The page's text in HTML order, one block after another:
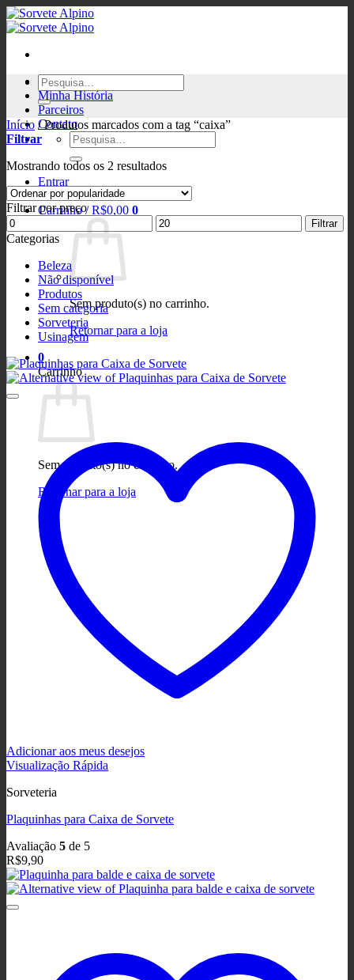
Skip
to
Como Comprar
Minha História
Parceiros
Contato
Pesquisar
por:
Entrar
Carrinho /R$0,00 0
Sem produto(s) no carrinho.
Retornar para a loja
0
Carrinho
Sem produto(s) no carrinho.
Retornar para a loja
Pesquisar
por:
Início /Produtos marcados com a tag “caixa”
Filtrar
Mostrando todos os 2 resultadosClassificado
popularidade
Filtrar por preço
Preço
mínimo
Preço
máximo
Filtrar
Categorias
Beleza
Não disponível
Produtos
Sem categoria
Sorveteria
Usinagem
Adicionar aos meus desejos
Visualização Rápida
Sorveteria
Plaquinhas para Caixa de Sorvete
Avaliação 5 de 5
R$9,90